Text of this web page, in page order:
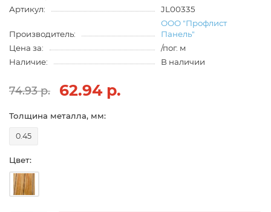
Артикул:
JL00335
Производитель:
ООО "Профлист
Панель"
Цена за:
/пог. м
Наличие:
В наличии
74.93 р. 62.94 р.
Толщина металла, мм:
0.45
Цвет: